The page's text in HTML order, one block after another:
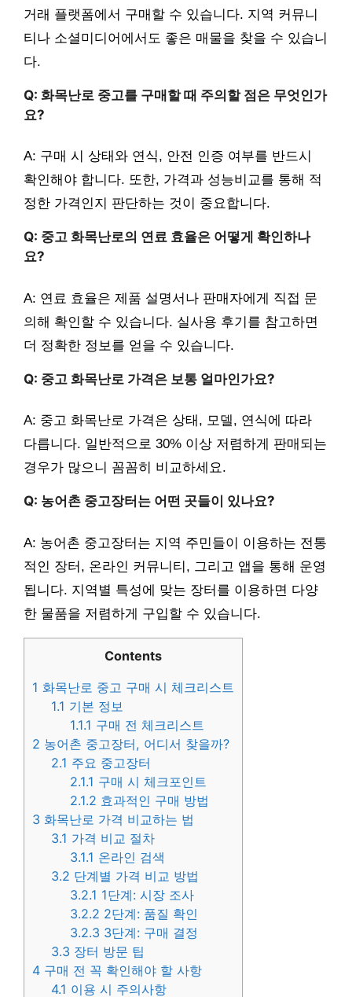
거래 플랫폼에서 구매할 수 있습니다. 지역 커뮤니
티나 소셜미디어에서도 좋은 매물을 찾을 수 있습니
다.
Q: 화목난로 중고를 구매할 때 주의할 점은 무엇인가
요?
A: 구매 시 상태와 연식, 안전 인증 여부를 반드시
확인해야 합니다. 또한, 가격과 성능비교를 통해 적
정한 가격인지 판단하는 것이 중요합니다.
Q: 중고 화목난로의 연료 효율은 어떻게 확인하나
요?
A: 연료 효율은 제품 설명서나 판매자에게 직접 문
의해 확인할 수 있습니다. 실사용 후기를 참고하면
더 정확한 정보를 얻을 수 있습니다.
Q: 중고 화목난로 가격은 보통 얼마인가요?
A: 중고 화목난로 가격은 상태, 모델, 연식에 따라
다릅니다. 일반적으로 30% 이상 저렴하게 판매되는
경우가 많으니 꼼꼼히 비교하세요.
Q: 농어촌 중고장터는 어떤 곳들이 있나요?
A: 농어촌 중고장터는 지역 주민들이 이용하는 전통
적인 장터, 온라인 커뮤니티, 그리고 앱을 통해 운영
됩니다. 지역별 특성에 맞는 장터를 이용하면 다양
한 물품을 저렴하게 구입할 수 있습니다.
Contents
1 화목난로 중고 구매 시 체크리스트
1.1 기본 정보
1.1.1 구매 전 체크리스트
2 농어촌 중고장터, 어디서 찾을까?
2.1 주요 중고장터
2.1.1 구매 시 체크포인트
2.1.2 효과적인 구매 방법
3 화목난로 가격 비교하는 법
3.1 가격 비교 절차
3.1.1 온라인 검색
3.2 단계별 가격 비교 방법
3.2.1 1단계: 시장 조사
3.2.2 2단계: 품질 확인
3.2.3 3단계: 구매 결정
3.3 장터 방문 팁
4 구매 전 꼭 확인해야 할 사항
4.1 이용 시 주의사항